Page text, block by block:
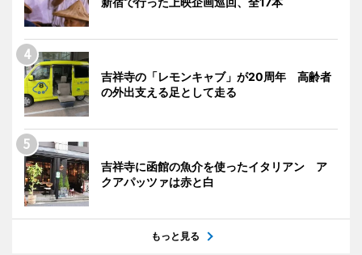
吉祥寺の「レモンキャブ」が20周年 高齢者
の外出支える足として走る
吉祥寺に函館の魚介を使ったイタリアン ア
クアパッツァは赤と白
もっと見る